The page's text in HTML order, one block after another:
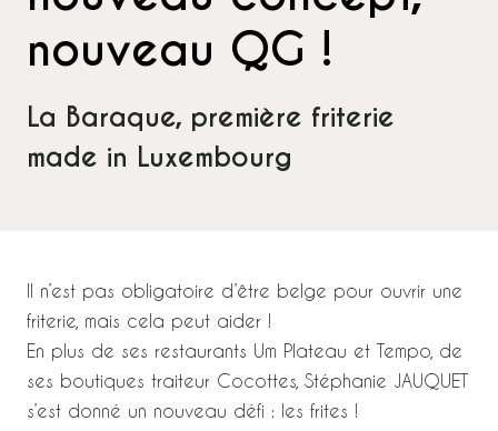
nouveau QG !
La Baraque, première friterie
made in Luxembourg
Il n’est pas obligatoire d’être belge pour ouvrir une
friterie, mais cela peut aider !
En plus de ses restaurants Um Plateau et Tempo, de
ses boutiques traiteur Cocottes, Stéphanie JAUQUET
s’est donné un nouveau défi : les frites !